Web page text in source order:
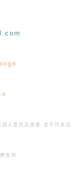
人意見及感受, 並不代表該
查詢